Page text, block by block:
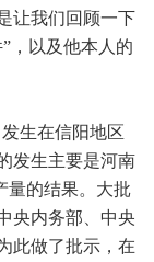
让我们回顾一下
，以及他本人的
生在信阳地区
发生主要是河南
量的结果。大批
央内务部、中央
此做了批示，在